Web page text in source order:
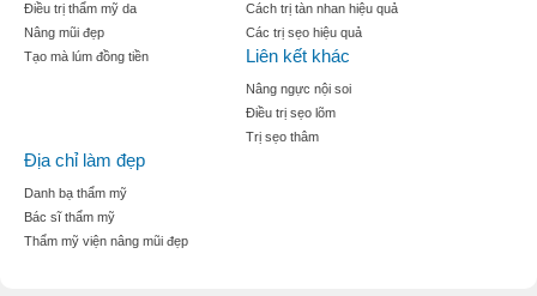
Điều trị thẩm mỹ da
Nâng mũi đẹp
Tạo mà lúm đồng tiền
Cách trị tàn nhan hiệu quả
Các trị sẹo hiệu quả
Liên kết khác
Nâng ngực nội soi
Điều trị sẹo lõm
Trị sẹo thâm
Địa chỉ làm đẹp
Danh bạ thẩm mỹ
Bác sĩ thẩm mỹ
Thẩm mỹ viện nâng mũi đẹp